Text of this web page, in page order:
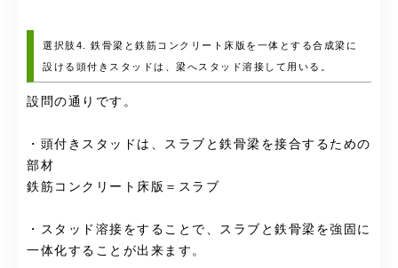
選択肢4. 鉄骨梁と鉄筋コンクリート床版を一体とする合成梁に
設ける頭付きスタッドは、梁へスタッド溶接して用いる。
設問の通りです。
・頭付きスタッドは、スラブと鉄骨梁を接合するための
部材
鉄筋コンクリート床版＝スラブ
・スタッド溶接をすることで、スラブと鉄骨梁を強固に
一体化することが出来ます。